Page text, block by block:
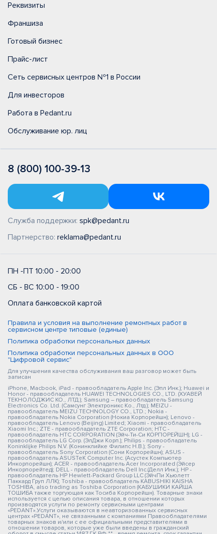
Реквизиты
Франшиза
Готовый бизнес
Прайс-лист
Сеть сервисных центров №1 в России
Для инвесторов
Работа в Pedant.ru
Обслуживание юр. лиц
8 (800) 100-39-13
Служба поддержки: spk@pedant.ru
Партнерство: reklama@pedant.ru
ПН -ПТ 10:00 - 20:00
СБ - ВС 10:00 - 19:00
Оплата банковской картой
Правила и условия на выполнение ремонтных работ в
сервисном центре типовые (единые)
Политика обработки персональных данных
Политика обработки персональных данных в ООО
"Цифровой сервис"
Для улучшения качества обслуживания ваш разговор может быть
записан
iPhone, Macbook, iPad - правообладатель Apple Inc. (Эпл Инк.); Huawei и
Honor - правообладатель HUAWEI TECHNOLOGIES CO., LTD. (ХУАВЕЙ
ТЕКНОЛОДЖИС КО., ЛТД.); Samsung – правообладатель Samsung
Electronics Co. Ltd. (Самсунг Электроникс Ко., Лтд.); MEIZU -
правообладатель MEIZU TECHNOLOGY CO., LTD.; Nokia -
правообладатель Nokia Corporation (Нокиа Корпорейшн); Lenovo -
правообладатель Lenovo (Beijing) Limited; Xiaomi - правообладатель
Xiaomi Inc.; ZTE - правообладатель ZTE Corporation; HTC -
правообладатель HTC CORPORATION (Эйч-Ти-Си КОРПОРЕЙШН); LG -
правообладатель LG Corp. (ЭлДжи Корп.); Philips - правообладатель
Koninklijke Philips N.V. (Конинклийке Филипс Н.В.); Sony -
правообладатель Sony Corporation (Сони Корпорейшн); ASUS -
правообладатель ASUSTeK Computer Inc. (Асустек Компьютер
Инкорпорейшн); ACER - правообладатель Acer Incorporated (Эйсер
Инкорпорейтед); DELL - правообладатель Dell Inc.(Делл Инк.); HP -
правообладатель HP Hewlett-Packard Group LLC (ЭйчПи Хьюлетт
Паккард Груп ЛЛК); Toshiba - правообладатель KABUSHIKI KAISHA
TOSHIBA, also trading as Toshiba Corporation (КАБУШИКИ КАЙША
ТОШИБА также торгующая как Тосиба Корпорейшн). Товарные знаки
используется с целью описания товара, в отношении которых
производятся услуги по ремонту сервисными центрами
«PEDANT».Услуги оказываются в неавторизованных сервисных
центрах «PEDANT», не связанными с компаниями Правообладателями
товарных знаков и/или с ее официальными представителями в
отношении товаров, которые уже были введены в гражданский